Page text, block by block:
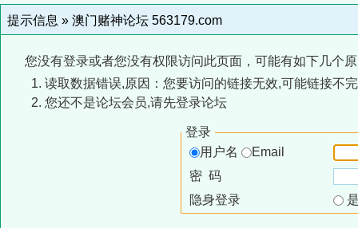
提示信息 » 澳门赌神论坛 563179.com
您没有登录或者您没有权限访问此页面，可能有如下几个
读取数据错误,原因：您要访问的链接无效,可能链接不
您还不是论坛会员,请先登录论坛
登录
用户名
Email
密 码
隐身登录